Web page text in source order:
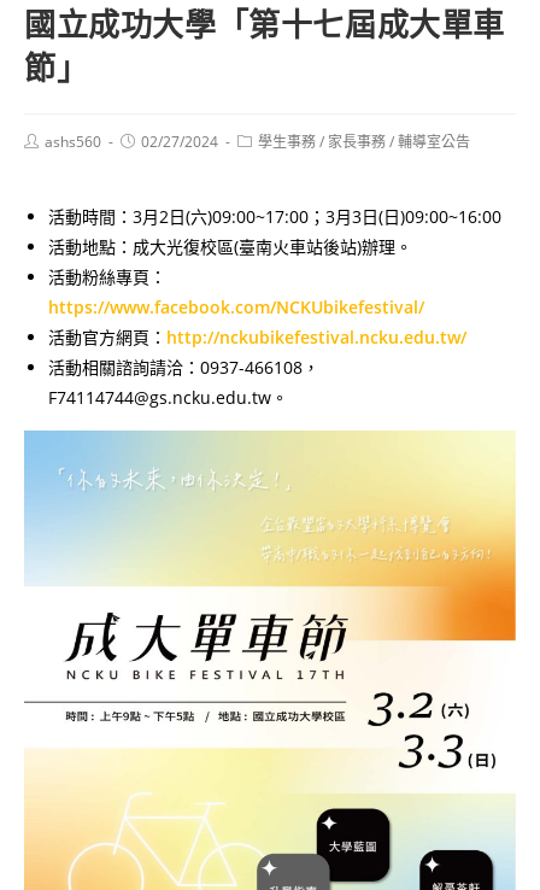
國立成功大學「第十七屆成大單車
節」
Postashs560
Post02/27/2024
Post學生事務/ 家長事務/輔導室公告
活動時間：3月2日(六)09:00~17:00；3月3日(日)09:00~16:00
活動地點：成大光復校區(臺南火車站後站)辦理。
活動粉絲專頁：
https://www.facebook.com/NCKUbikefestival/
活動官方網頁： http://nckubikefestival.ncku.edu.tw/
活動相關諮詢請洽：0937-466108，
F74114744@gs.ncku.edu.tw。